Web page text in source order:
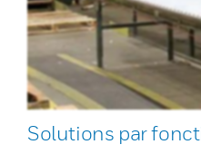
Solutions par